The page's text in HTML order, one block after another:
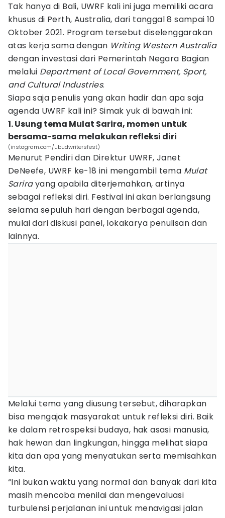
Tak hanya di Bali, UWRF kali ini juga memiliki acara
khusus di Perth, Australia, dari tanggal 8 sampai 10
Oktober 2021. Program tersebut diselenggarakan
atas kerja sama dengan Writing Western Australia
dengan investasi dari Pemerintah Negara Bagian
melalui Department of Local Government, Sport,
and Cultural Industries.
Siapa saja penulis yang akan hadir dan apa saja
agenda UWRF kali ini? Simak yuk di bawah ini:
1. Usung tema Mulat Sarira, momen untuk
bersama-sama melakukan refleksi diri
(instagram.com/ubudwritersfest)
Menurut Pendiri dan Direktur UWRF, Janet
DeNeefe, UWRF ke-18 ini mengambil tema Mulat
Sarirayang apabila diterjemahkan, artinya
sebagai refleksi diri. Festival ini akan berlangsung
selama sepuluh hari dengan berbagai agenda,
mulai dari diskusi panel, lokakarya penulisan dan
lainnya.
Melalui tema yang diusung tersebut, diharapkan
bisa mengajak masyarakat untuk refleksi diri. Baik
ke dalam retrospeksi budaya, hak asasi manusia,
hak hewan dan lingkungan, hingga melihat siapa
kita dan apa yang menyatukan serta memisahkan
kita.
“Ini bukan waktu yang normal dan banyak dari kita
masih mencoba menilai dan mengevaluasi
turbulensi perjalanan ini untuk menavigasi jalan